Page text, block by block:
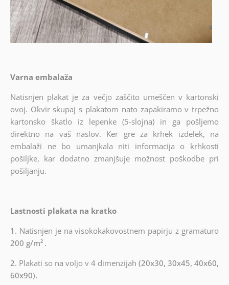
Varna embalaža
Natisnjen plakat je za večjo zaščito umeščen v kartonski
ovoj. Okvir skupaj s plakatom nato zapakiramo v trpežno
kartonsko škatlo iz lepenke (5-slojna) in ga pošljemo
direktno na vaš naslov. Ker gre za krhek izdelek, na
embalaži ne bo umanjkala niti informacija o krhkosti
pošiljke, kar dodatno zmanjšuje možnost poškodbe pri
pošiljanju.
Lastnosti plakata na kratko
1. Natisnjen je na visokokakovostnem papirju z gramaturo
200 g/m² .
2. Plakati so na voljo v 4 dimenzijah(20x30, 30x45, 40x60,
60x90).